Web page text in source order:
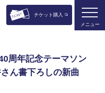
チケット購入
メニュー
周年記念テーマソン
ん書下ろしの新曲